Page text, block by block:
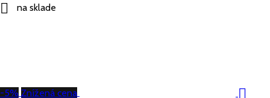
 na sklade
-5% Znížená cena 